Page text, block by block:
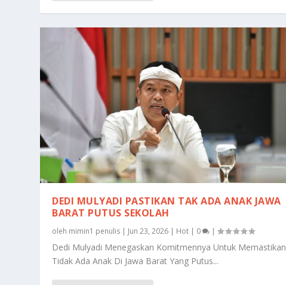
DEDI MULYADI PASTIKAN TAK ADA ANAK JAWA
BARAT PUTUS SEKOLAH
oleh mimin1 penulis | Jun 23, 2026 | Hot | 0 |
Dedi Mulyadi Menegaskan Komitmennya Untuk Memastikan
Tidak Ada Anak Di Jawa Barat Yang Putus...